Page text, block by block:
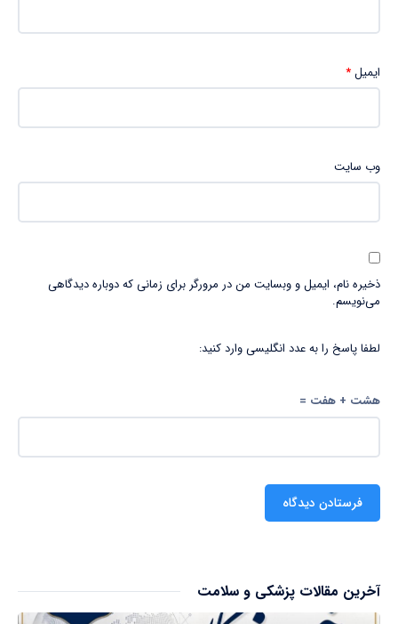
ایمیل*
وب‌ سایت
ذخیره نام، ایمیل و وبسایت من در مرورگر برای زمانی که دوباره دیدگاهی
می‌نویسم.
لطفا پاسخ را به عدد انگلیسی وارد کنید:
هشت + هفت =
آخرین مقالات پزشکی و سلامت